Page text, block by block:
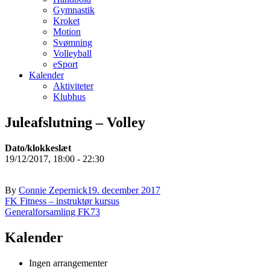
Gymnastik
Kroket
Motion
Svømning
Volleyball
eSport
Kalender
Aktiviteter
Klubhus
Juleafslutning – Volley
Dato/klokkeslæt
19/12/2017, 18:00 - 22:30
By Connie Zepernick19. december 2017
Indlægsnavigation
FK Fitness – instruktør kursus
Generalforsamling FK73
Kalender
Ingen arrangementer